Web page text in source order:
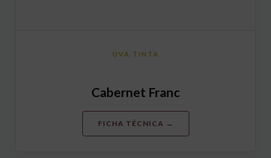
UVA TINTA
Cabernet Franc
FICHA TÉCNICA →